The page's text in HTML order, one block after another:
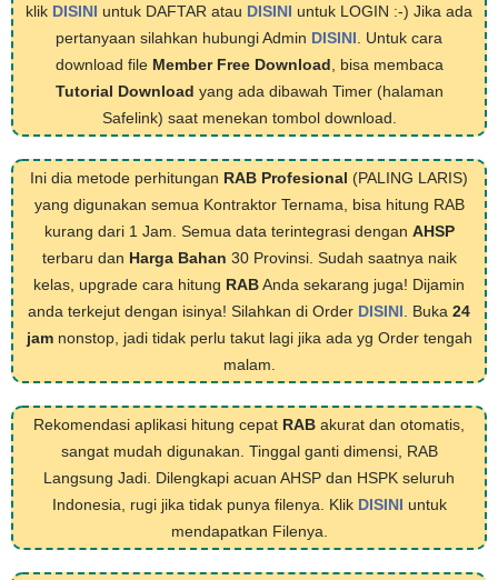
klik DISINI untuk DAFTAR atau DISINI untuk LOGIN :-) Jika ada
pertanyaan silahkan hubungi Admin DISINI . Untuk cara
download file Member Free Download , bisa membaca
Tutorial Download yang ada dibawah Timer (halaman
Safelink) saat menekan tombol download.
Ini dia metode perhitungan RAB Profesional (PALING LARIS)
yang digunakan semua Kontraktor Ternama, bisa hitung RAB
kurang dari 1 Jam. Semua data terintegrasi dengan AHSP
terbaru dan Harga Bahan 30 Provinsi. Sudah saatnya naik
kelas, upgrade cara hitung RABAnda sekarang juga! Dijamin
anda terkejut dengan isinya! Silahkan di Order DISINI . Buka 24
jamnonstop, jadi tidak perlu takut lagi jika ada yg Order tengah
malam.
Rekomendasi aplikasi hitung cepat RAB akurat dan otomatis,
sangat mudah digunakan. Tinggal ganti dimensi, RAB
Langsung Jadi. Dilengkapi acuan AHSP dan HSPK seluruh
Indonesia, rugi jika tidak punya filenya. Klik DISINI untuk
mendapatkan Filenya.